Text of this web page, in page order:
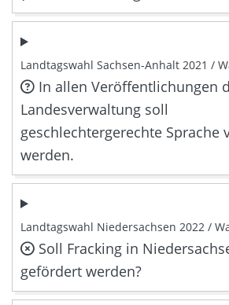
Landtagswahl Sachsen-Anhalt 2021 /
In allen Veröffentlichungen
Landesverwaltung soll
geschlechtergerechte Sprache
werden.
Landtagswahl Niedersachsen 2022 /
Soll Fracking in
gefördert werden?